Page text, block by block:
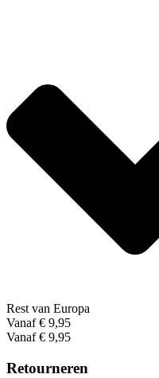
Rest van Europa
Vanaf € 9,95
Vanaf € 9,95
Retourneren